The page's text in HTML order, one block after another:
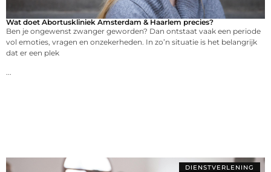
Wat doet Abortuskliniek Amsterdam & Haarlem precies?
Ben je ongewenst zwanger geworden? Dan ontstaat vaak een periode
vol emoties, vragen en onzekerheden. In zo’n situatie is het belangrijk
dat er een plek
...
DIENSTVERLENING